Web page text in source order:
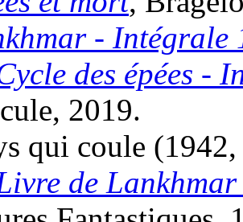
- Intégrale
des épées -
2019.
qui coule
de Lankhmar